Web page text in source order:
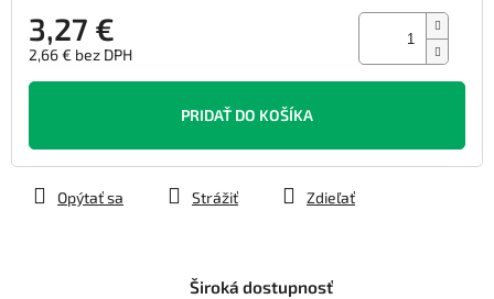
3,27 €
2,66 € bez DPH
Jednotková
PRIDAŤ DO KOŠÍKA
Opýtať sa Strážiť Zdieľať
Široká dostupnosť